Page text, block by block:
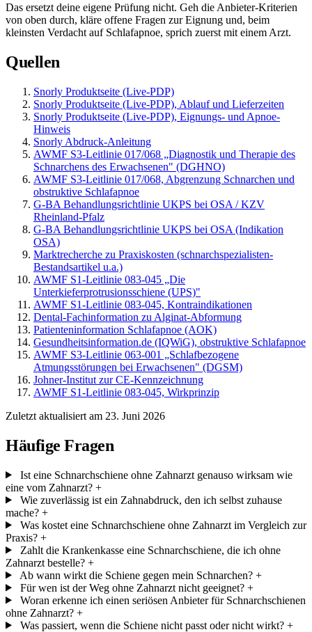
Das ersetzt deine eigene Prüfung nicht. Geh die Anbieter-Kriterien
von oben durch, kläre offene Fragen zur Eignung und, beim
kleinsten Verdacht auf Schlafapnoe, sprich zuerst mit einem Arzt.
Quellen
Snorly Produktseite (Live-PDP)
Snorly Produktseite (Live-PDP), Ablauf und Lieferzeiten
Snorly Produktseite (Live-PDP), Eignungs- und Apnoe-
Hinweis
Snorly Abdruck-Anleitung
AWMF S3-Leitlinie 017/068 „Diagnostik und Therapie des
Schnarchens des Erwachsenen" (DGHNO)
AWMF S3-Leitlinie 017/068, Abgrenzung Schnarchen und
obstruktive Schlafapnoe
G-BA Behandlungsrichtlinie UKPS bei OSA / KZV
Rheinland-Pfalz
G-BA Behandlungsrichtlinie UKPS bei OSA (Indikation
OSA)
Marktrecherche zu Praxiskosten (schnarchspezialisten-
Bestandsartikel u.a.)
AWMF S1-Leitlinie 083-045 „Die
Unterkieferprotrusionsschiene (UPS)"
AWMF S1-Leitlinie 083-045, Kontraindikationen
Dental-Fachinformation zu Alginat-Abformung
Patienteninformation Schlafapnoe (AOK)
Gesundheitsinformation.de (IQWiG), obstruktive Schlafapnoe
AWMF S3-Leitlinie 063-001 „Schlafbezogene
Atmungsstörungen bei Erwachsenen" (DGSM)
Johner-Institut zur CE-Kennzeichnung
AWMF S1-Leitlinie 083-045, Wirkprinzip
Zuletzt aktualisiert am 23. Juni 2026
Häufige Fragen
Ist eine Schnarchschiene ohne Zahnarzt genauso wirksam wie
eine vom Zahnarzt? +
Wie zuverlässig ist ein Zahnabdruck, den ich selbst zuhause
mache? +
Was kostet eine Schnarchschiene ohne Zahnarzt im Vergleich zur
Praxis? +
Zahlt die Krankenkasse eine Schnarchschiene, die ich ohne
Zahnarzt bestelle? +
Ab wann wirkt die Schiene gegen mein Schnarchen? +
Für wen ist der Weg ohne Zahnarzt nicht geeignet? +
Woran erkenne ich einen seriösen Anbieter für Schnarchschienen
ohne Zahnarzt? +
Was passiert, wenn die Schiene nicht passt oder nicht wirkt? +